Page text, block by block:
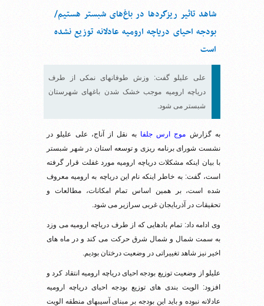
شاهد تاثیر ریزگردها در باغ‌های شبستر هستیم/
بودجه احیای دریاچه ارومیه عادلانه توزیع نشده
است
علی علیلو گفت: وزش طوفانهای نمکی از طرف
دریاچه ارومیه موجب خشک شدن باغهای شهرستان
شبستر می شود.
به گزارش موج ارس جلفا به نقل از آناج، علی علیلو در
نشست شورای برنامه ریزی و توسعه استان در شهر شبستر
با بیان اینکه مشکلات دریاچه ارومیه مورد غفلت قرار گرفته
است، گفت: به خاطر اینکه نام این دریاچه به ارومیه معروف
شده است، بر همین اساس تمام امکانات، مطالعات و
تحقیقات در آذربایجان غربی سرازیر می شود.
وی ادامه داد: تمام بادهایی که از طرف دریاچه ارومیه می وزد
به سمت شمال و شمال شرق حرکت می کند و در ماه های
اخیر نیز شاهد تغییراتی در وضعیت درختان بودیم.
علیلو از وضعیت توزیع بودجه احیای دریاچه ارومیه انتقاد کرد و
افزود: الویت بندی های توزیع بودجه احیای دریاچه ارومیه
عادلانه نبوده و باید این بودجه بر مبنای آسیبهای منطقه الویت